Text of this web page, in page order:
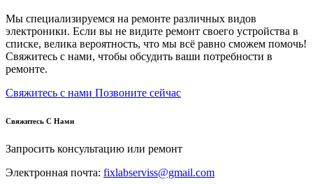
Мы специализируемся на ремонте различных видов
электроники. Если вы не видите ремонт своего устройства в
списке, велика вероятность, что мы всё равно сможем помочь!
Свяжитесь с нами, чтобы обсудить ваши потребности в
ремонте.
Свяжитесь с нами Позвоните сейчас
Свяжитесь С Нами
Запросить консультацию или ремонт
Электронная почта: fixlabserviss@gmail.com